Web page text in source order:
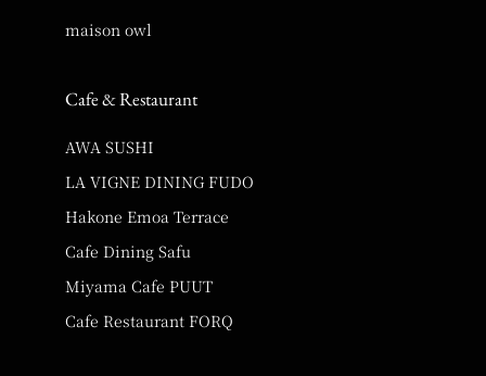
maison owl
Cafe & Restaurant
AWA SUSHI
LA VIGNE DINING FUDO
Hakone Emoa Terrace
Cafe Dining Safu
Miyama Cafe PUUT
Cafe Restaurant FORQ